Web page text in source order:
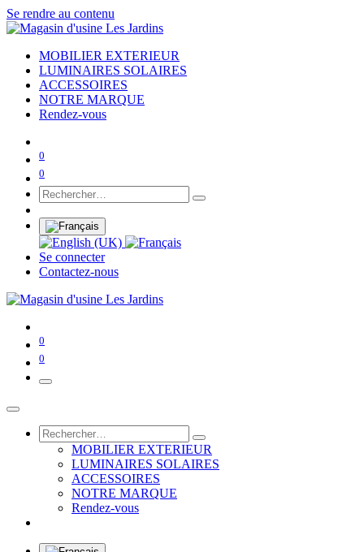
Se rendre au contenu
MOBILIER EXTERIEUR
LUMINAIRES SOLAIRES
ACCESSOIRES
NOTRE MARQUE
Rendez-vous
0
0
Se connecter
Contactez-nous
0
0
MOBILIER EXTERIEUR
LUMINAIRES SOLAIRES
ACCESSOIRES
NOTRE MARQUE
Rendez-vous